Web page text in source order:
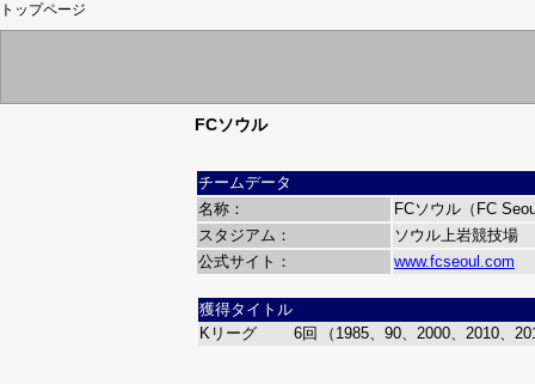
トップページ
FCソウル
チームデータ
名称：
FCソウル（FC
スタジアム：
ソウル上岩競技場
公式サイト：
www.fcseoul.com
獲得タイトル
Kリーグ
6回 （1985、90、2000、2010、